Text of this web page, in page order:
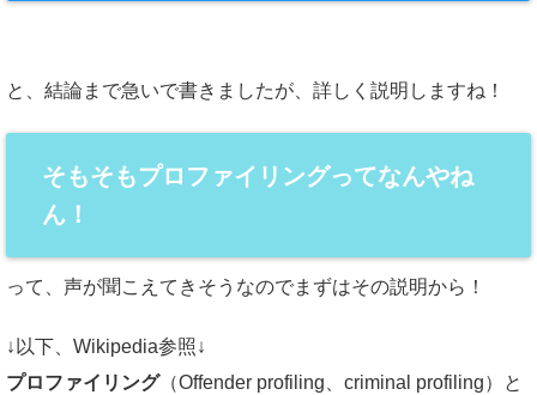
と、結論まで急いで書きましたが、詳しく説明しますね！
そもそもプロファイリングってなんやね
ん！
って、声が聞こえてきそうなのでまずはその説明から！
↓以下、Wikipedia参照↓
プロファイリング（Offender profiling、criminal profiling）と